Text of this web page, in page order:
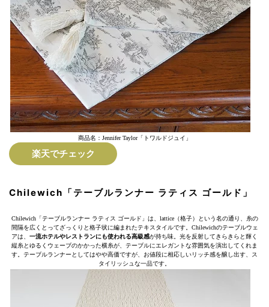
商品名：Jennifer Taylor「トワルドジュイ」
楽天でチェック
Chilewich「テーブルランナー ラティス ゴールド」
Chilewich「テーブルランナー ラティス ゴールド」は、lattice（格子）という名の通り、糸の
間隔を広くとってざっくりと格子状に編まれたテキスタイルです。Chilewichのテーブルウェ
アは、 一流ホテルやレストランにも使われる高級感が持ち味。光を反射してきらきらと輝く
縦糸とゆるくウェーブのかかった横糸が、テーブルにエレガントな雰囲気を演出してくれま
す。テーブルランナーとしてはやや高価ですが、お値段に相応しいリッチ感を醸し出す、ス
タイリッシュな一品です。